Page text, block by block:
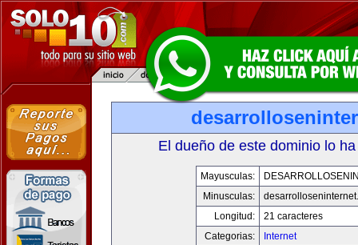
El dueño de este dominio lo
Mayusculas:
Minusculas:
Longitud:
21 caracteres
Categorias:
Internet